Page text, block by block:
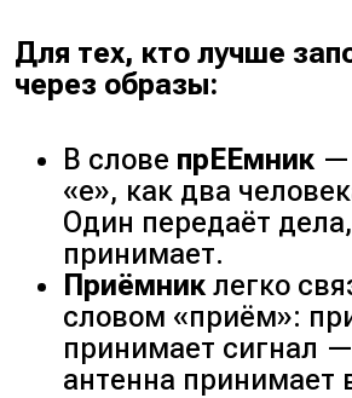
Для тех, кто лучше
через образы:
В слове прЕЕмник —
«е», как два
Один передаёт
принимает.
Приёмник легко
словом «приём»:
принимает сигнал
антенна принимает